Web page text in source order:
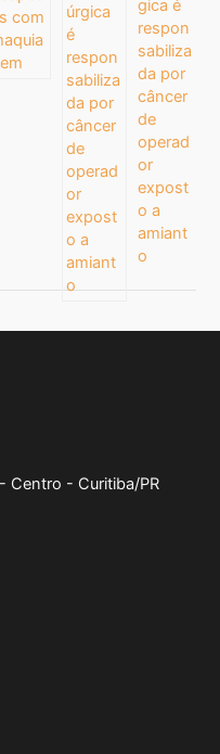
gica é
respon
sabiliza
da por
câncer
de
operad
or
expost
o a
amiant
o
Centro - Curitiba/PR